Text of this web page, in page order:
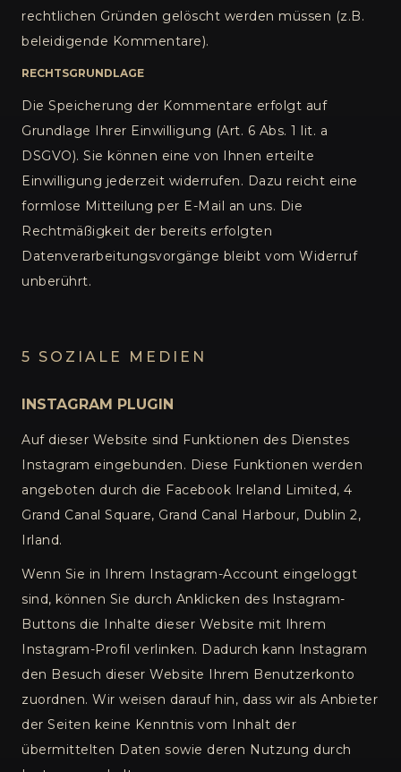
rechtlichen Gründen gelöscht werden müssen (z.B.
beleidigende Kommentare).
RECHTSGRUNDLAGE
Die Speicherung der Kommentare erfolgt auf
Grundlage Ihrer Einwilligung (Art. 6 Abs. 1 lit. a
DSGVO). Sie können eine von Ihnen erteilte
Einwilligung jederzeit widerrufen. Dazu reicht eine
formlose Mitteilung per E-Mail an uns. Die
Rechtmäßigkeit der bereits erfolgten
Datenverarbeitungsvorgänge bleibt vom Widerruf
unberührt.
5 SOZIALE MEDIEN
INSTAGRAM PLUGIN
Auf dieser Website sind Funktionen des Dienstes
Instagram eingebunden. Diese Funktionen werden
angeboten durch die Facebook Ireland Limited, 4
Grand Canal Square, Grand Canal Harbour, Dublin 2,
Irland.
Wenn Sie in Ihrem Instagram-Account eingeloggt
sind, können Sie durch Anklicken des Instagram-
Buttons die Inhalte dieser Website mit Ihrem
Instagram-Profil verlinken. Dadurch kann Instagram
den Besuch dieser Website Ihrem Benutzerkonto
zuordnen. Wir weisen darauf hin, dass wir als Anbieter
der Seiten keine Kenntnis vom Inhalt der
übermittelten Daten sowie deren Nutzung durch